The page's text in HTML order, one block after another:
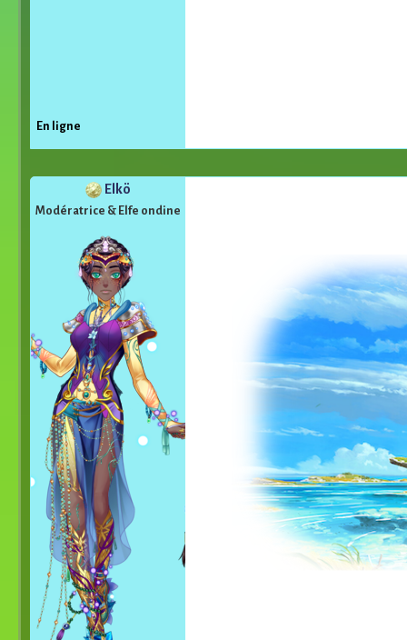
En ligne
Elkö
Modératrice & Elfe ondine